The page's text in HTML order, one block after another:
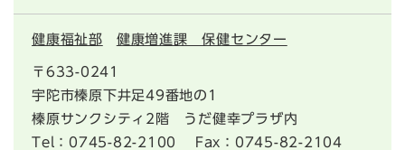
健康福祉部 健康増進課 保健センター
〒633-0241
宇陀市榛原下井足49番地の1
榛原サンクシティ2階 うだ健幸プラザ内
Tel：0745-82-2100
Fax：0745-82-2104